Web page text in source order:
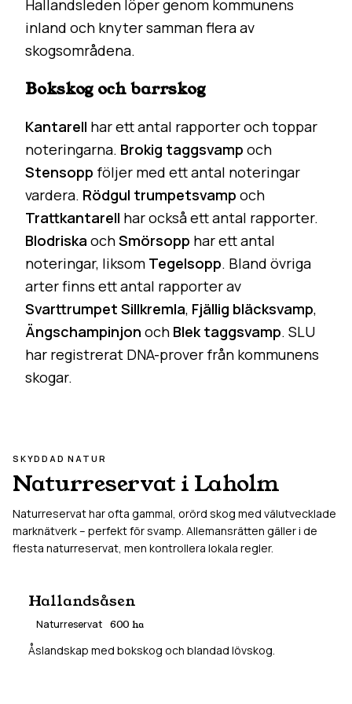
Hallandsleden löper genom kommunens
inland och knyter samman flera av
skogsområdena.
Bokskog och barrskog
Kantarell har ett antal rapporter och toppar
noteringarna. Brokig taggsvamp och
Stensopp följer med ett antal noteringar
vardera. Rödgul trumpetsvamp och
Trattkantarell har också ett antal rapporter.
Blodriska ochSmörsopp har ett antal
noteringar, liksom Tegelsopp. Bland övriga
arter finns ett antal rapporter av
Svarttrumpet Sillkremla, Fjällig bläcksvamp,
Ängschampinjon och Blek taggsvamp. SLU
har registrerat DNA-prover från kommunens
skogar.
SKYDDAD NATUR
Naturreservat i Laholm
Naturreservat har ofta gammal, orörd skog med välutvecklade
marknätverk – perfekt för svamp. Allemansrätten gäller i de
flesta naturreservat, men kontrollera lokala regler.
Hallandsåsen
Naturreservat 600 ha
Åslandskap med bokskog och blandad lövskog.